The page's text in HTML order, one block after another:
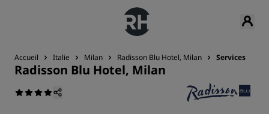
Accueil Italie Milan Radisson Blu Hotel, Milan Services
Radisson Blu Hotel, Milan